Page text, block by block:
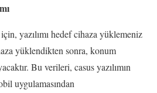
yazılımı hedef cihaza yüklemeniz
yüklendikten sonra, konum
Bu verileri, casus yazılımın
uygulamasından